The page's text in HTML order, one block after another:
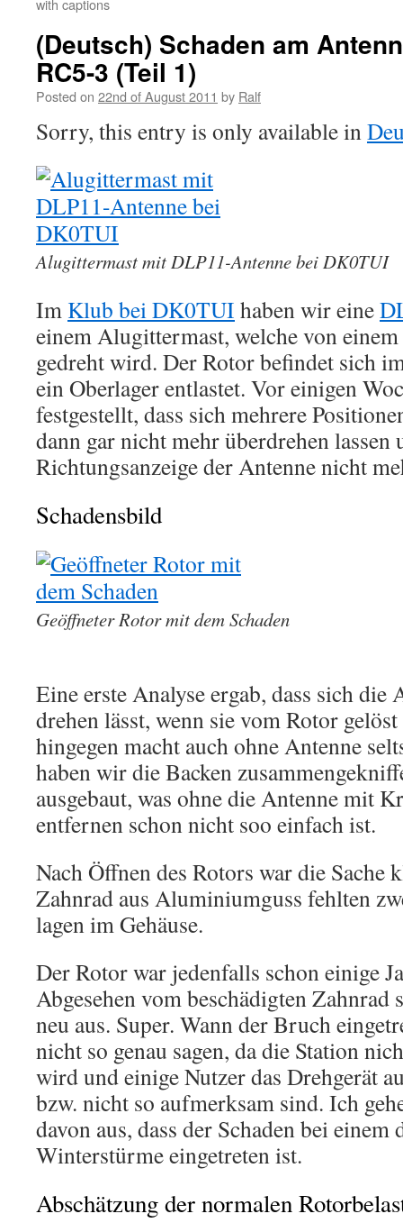
with captions
(Deutsch) Schaden am
RC5-3 (Teil 1)
Posted on 22nd of August 2011 by Ralf
Sorry, this entry is only available in
Alugittermast mit DLP11-Antenne bei DK0TUI
Im Klub bei DK0TUI haben wir eine
einem Alugittermast, welche von einem
gedreht wird. Der Rotor befindet sich
ein Oberlager entlastet. Vor einigen
festgestellt, dass sich mehrere
dann gar nicht mehr überdrehen lassen
Richtungsanzeige der Antenne nicht
Schadensbild
Geöffneter Rotor mit dem Schaden
Eine erste Analyse ergab, dass sich die
drehen lässt, wenn sie vom Rotor
hingegen macht auch ohne Antenne
haben wir die Backen
ausgebaut, was ohne die Antenne mit
entfernen schon nicht soo einfach ist.
Nach Öffnen des Rotors war die Sache
Zahnrad aus Aluminiumguss fehlten
lagen im Gehäuse.
Der Rotor war jedenfalls schon einige
Abgesehen vom beschädigten Zahnrad
neu aus. Super. Wann der Bruch
nicht so genau sagen, da die Station
wird und einige Nutzer das Drehgerät
bzw. nicht so aufmerksam sind. Ich
davon aus, dass der Schaden bei
Winterstürme eingetreten ist.
Abschätzung der normalen